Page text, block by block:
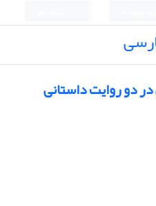
دو روایت داستانی